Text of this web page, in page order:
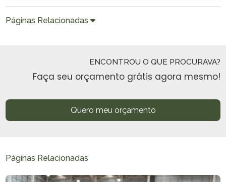
Páginas Relacionadas
ENCONTROU O QUE PROCURAVA?
Faça seu orçamento grátis agora mesmo!
Quero meu orçamento
Páginas Relacionadas